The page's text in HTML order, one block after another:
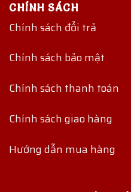
CHÍNH SÁCH
Chính sách đổi trả
Chính sách bảo mật
Chính sách thanh toán
Chính sách giao hàng
Hướng dẫn mua hàng